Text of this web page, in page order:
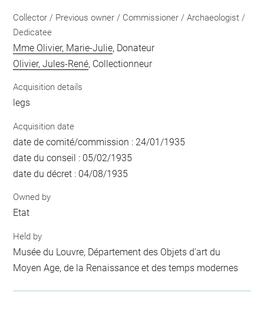
Collector / Previous owner / Commissioner / Archaeologist /
Dedicatee
Mme Olivier, Marie-Julie, Donateur
Olivier, Jules-René, Collectionneur
Acquisition details
legs
Acquisition date
date de comité/commission : 24/01/1935
date du conseil : 05/02/1935
date du décret : 04/08/1935
Owned by
Etat
Held by
Musée du Louvre, Département des Objets d'art du
Moyen Age, de la Renaissance et des temps modernes